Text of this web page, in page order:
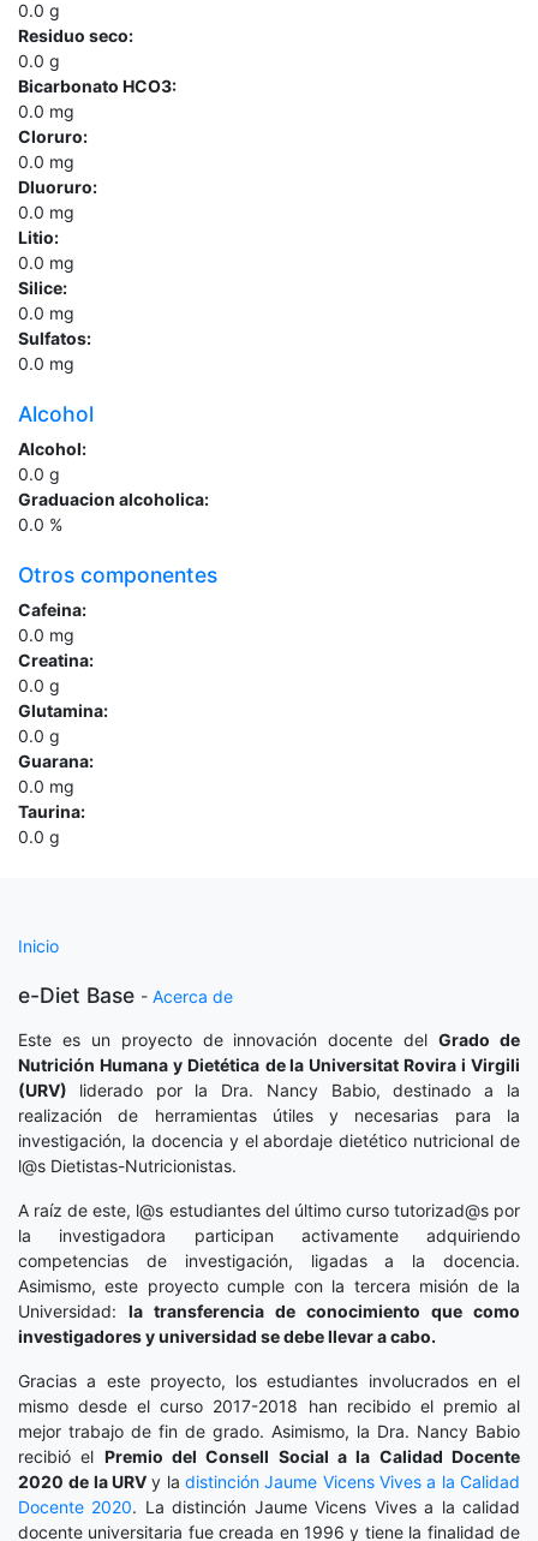
0.0 g
Residuo seco:
0.0 g
Bicarbonato HCO3:
0.0 mg
Cloruro:
0.0 mg
Dluoruro:
0.0 mg
Litio:
0.0 mg
Silice:
0.0 mg
Sulfatos:
0.0 mg
Alcohol
Alcohol:
0.0 g
Graduacion alcoholica:
0.0 %
Otros componentes
Cafeina:
0.0 mg
Creatina:
0.0 g
Glutamina:
0.0 g
Guarana:
0.0 mg
Taurina:
0.0 g
Inicio
e-Diet Base - Acerca de
Este es un proyecto de innovación docente delGrado de
Nutrición Humana y Dietética de la Universitat Rovira i Virgili
(URV) liderado por la Dra. Nancy Babio, destinado a la
realización de herramientas útiles y necesarias para la
investigación, la docencia y el abordaje dietético nutricional de
l@s Dietistas-Nutricionistas.
A raíz de este, l@s estudiantes del último curso tutorizad@s por
la investigadora participan activamente adquiriendo
competencias de investigación, ligadas a la docencia.
Asimismo, este proyecto cumple con la tercera misión de la
Universidad: la transferencia de conocimiento que como
investigadores y universidad se debe llevar a cabo.
Gracias a este proyecto, los estudiantes involucrados en el
mismo desde el curso 2017-2018 han recibido el premio al
mejor trabajo de fin de grado. Asimismo, la Dra. Nancy Babio
recibió el Premio del Consell Social a la Calidad Docente
2020 de la URV y ladistinción Jaume Vicens Vives a la Calidad
Docente 2020. La distinción Jaume Vicens Vives a la calidad
docente universitaria fue creada en 1996 y tiene la finalidad de